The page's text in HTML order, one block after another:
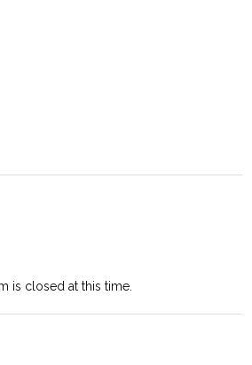
is closed at this time.